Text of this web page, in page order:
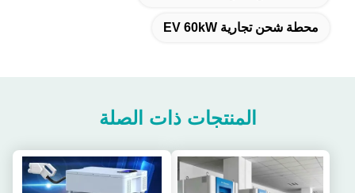
محطة شحن تجارية EV 60kW
المنتجات ذات الصلة